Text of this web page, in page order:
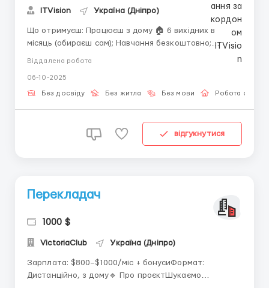
ITVision Україна (Дніпро)
Що отримуєш: Працюєш з дому 🏠 6 вихідних в
місяць (обираєш сам); Навчання безкоштовно;
Підтримка 24/7; Доход від 30 000 грн. Що потрібно
прості питання Готовий спробувати? Ось
телеграм: arsenhrm...
Віддалена робота
06-10-2025
Без досвіду Без житла Без мови Робота онлайн
відгукнутися
Перекладач
1000 $
VictoriaClub Україна (Дніпро)
Зарплата: $800–$1000/міс + бонусиФормат:
Дистанційно, з дому🔹 Про проєктШукаємо